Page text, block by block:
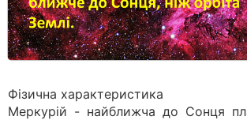
Фізична характеристика
Меркурій - найближча до Сонця